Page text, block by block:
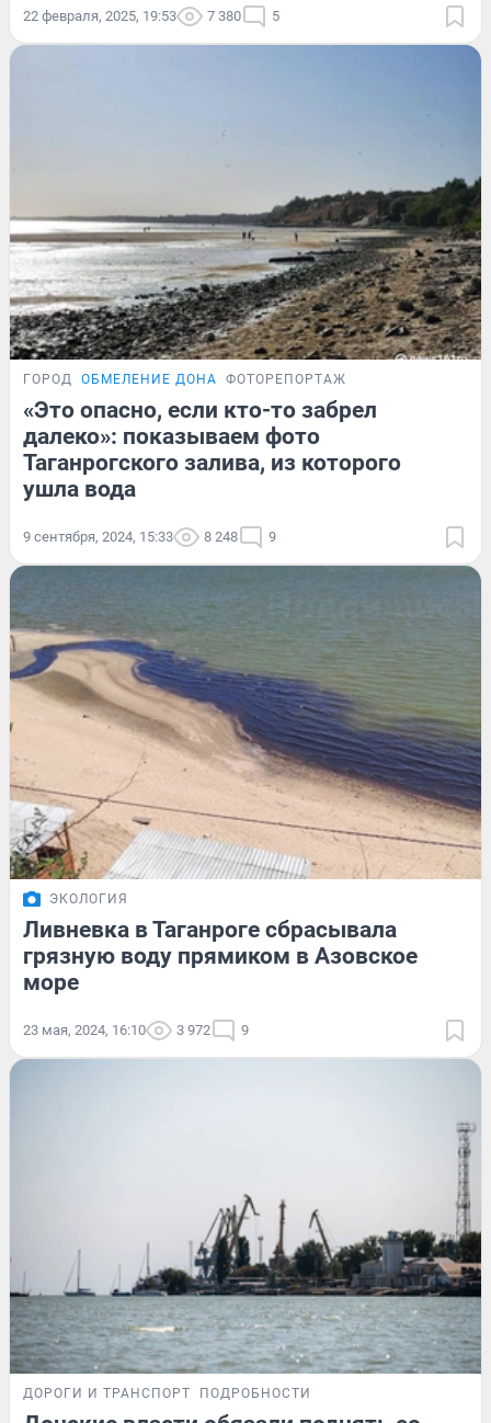
22 февраля, 2025, 19:53 7 380 5
ГОРОД ОБМЕЛЕНИЕ ДОНА ФОТОРЕПОРТАЖ
«Это опасно, если кто-то забрел
далеко»: показываем фото
Таганрогского залива, из которого
ушла вода
9 сентября, 2024, 15:33 8 248 9
ЭКОЛОГИЯ
Ливневка в Таганроге сбрасывала
грязную воду прямиком в Азовское
море
23 мая, 2024, 16:10 3 972 9
ДОРОГИ И ТРАНСПОРТ ПОДРОБНОСТИ